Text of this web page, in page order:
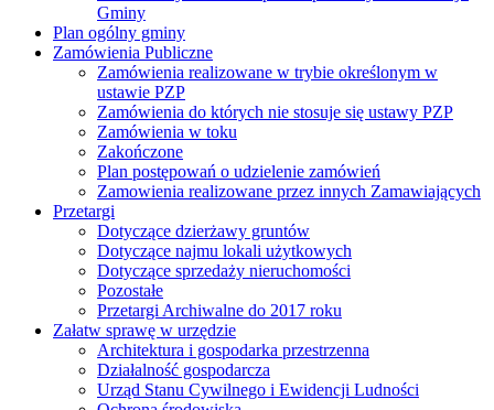
Gminy
Plan ogólny gminy
Zamówienia Publiczne
Zamówienia realizowane w trybie określonym w
ustawie PZP
Zamówienia do których nie stosuje się ustawy PZP
Zamówienia w toku
Zakończone
Plan postępowań o udzielenie zamówień
Zamowienia realizowane przez innych Zamawiających
Przetargi
Dotyczące dzierżawy gruntów
Dotyczące najmu lokali użytkowych
Dotyczące sprzedaży nieruchomości
Pozostałe
Przetargi Archiwalne do 2017 roku
Załatw sprawę w urzędzie
Architektura i gospodarka przestrzenna
Działalność gospodarcza
Urząd Stanu Cywilnego i Ewidencji Ludności